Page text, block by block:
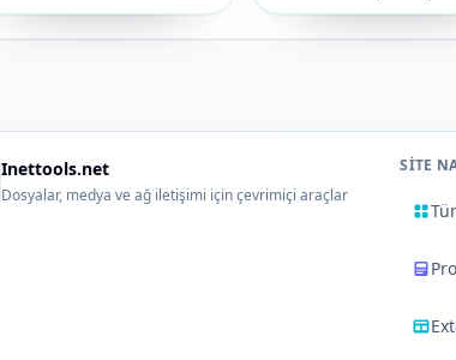
Inettools.net
Dosyalar, medya ve ağ iletişimi için çevrimiçi araçlar
SITE